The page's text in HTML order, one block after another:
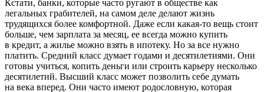
Кстати, банки, которые часто ругают в обществе как
легальных грабителей, на самом деле делают жизнь
трудящихся более комфортной. Даже если какая-то вещь стоит
больше, чем зарплата за месяц, ее всегда можно купить
в кредит, а жилье можно взять в ипотеку. Но за все нужно
платить. Средний класс думает годами и десятилетиями. Они
готовы учиться, копить деньги или строить карьеру несколько
десятилетий. Высший класс может позволить себе думать
на века вперед. Они часто имеют родословную, которая